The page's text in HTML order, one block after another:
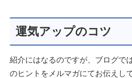
運気アップのコツ
紹介にはなるのですが、ブログで
のヒントをメルマガにてお伝えし